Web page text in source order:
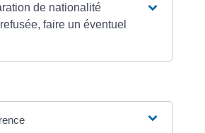
de nationalité
faire un éventuel